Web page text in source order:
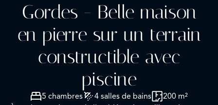
Gordes - Belle maison
en pierre sur un terrain
constructible avec
piscine
5 chambres 4 salles de bains
200 m²